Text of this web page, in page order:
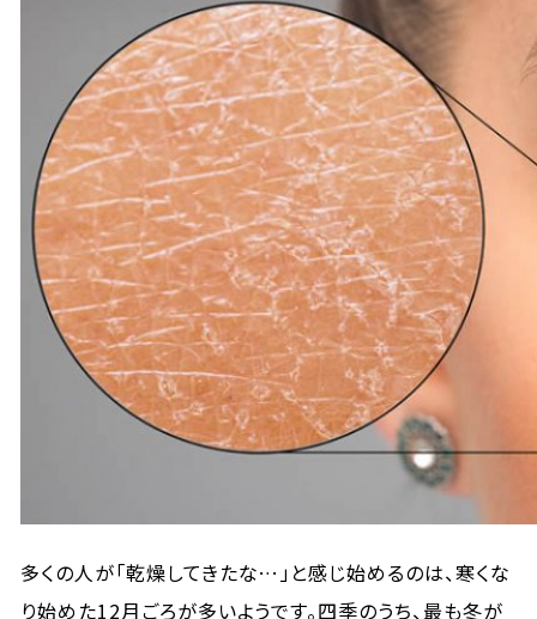
多くの人が「乾燥してきたな…」と感じ始めるのは、寒くな
り始めた12月ごろが多いようです。四季のうち、最も冬が